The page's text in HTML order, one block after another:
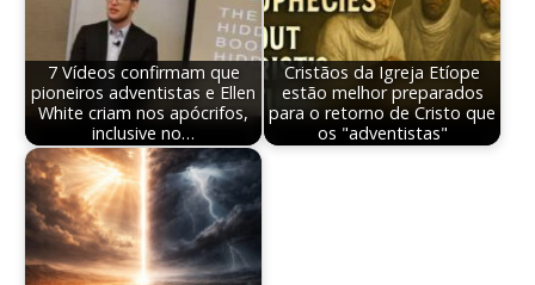
7 Vídeos confirmam que
pioneiros adventistas e Ellen
White criam nos apócrifos,
inclusive no…
Cristãos da Igreja Etíope
estão melhor preparados
para o retorno de Cristo que
os "adventistas"